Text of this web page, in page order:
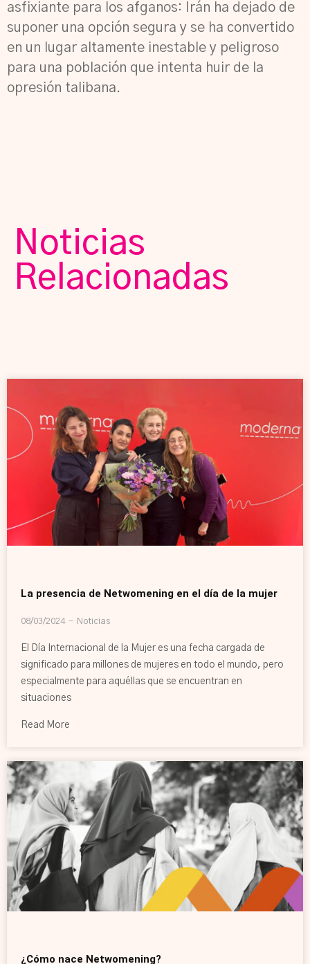
asfixiante para los afganos: Irán ha dejado de
suponer una opción segura y se ha convertido
en un lugar altamente inestable y peligroso
para una población que intenta huir de la
opresión talibana.
Noticias
Relacionadas
La presencia de Netwomening en el día de la mujer
08/03/2024 Noticias
El Día Internacional de la Mujer es una fecha cargada de
significado para millones de mujeres en todo el mundo, pero
especialmente para aquéllas que se encuentran en
situaciones
Read More
¿Cómo nace Netwomening?